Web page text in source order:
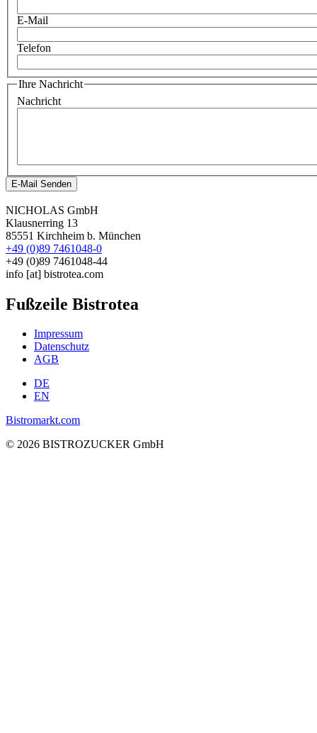
E-Mail
Telefon
Ihre Nachricht
Nachricht
E-Mail Senden
NICHOLAS GmbH
Klausnerring 13
85551 Kirchheim b. München
+49 (0)89 7461048-0
+49 (0)89 7461048-44
info [at] bistrotea.com
Fußzeile Bistrotea
Impressum
Datenschutz
AGB
DE
EN
Bistromarkt.com
© 2026 BISTROZUCKER GmbH